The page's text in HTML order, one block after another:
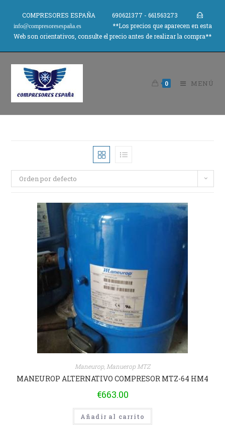
COMPRESORES ESPAÑA 690621377 - 661563273
info@compresoresespaña.es
**Los precios que aparecen en esta
Web son orientativos, consulte el precio antes de realizar la compra**
0 MENÚ
Orden por defecto
Maneurop, Manuerop MTZ
MANEUROP ALTERNATIVO COMPRESOR MTZ-64 HM4
€663.00
Añadir al carrito